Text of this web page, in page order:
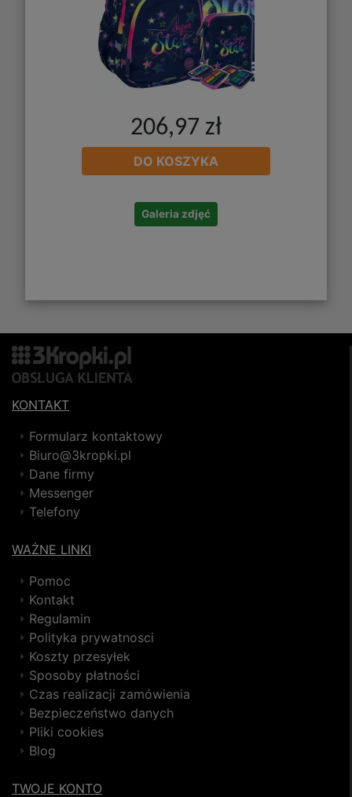
206,97 zł
DO KOSZYKA
Galeria zdjęć
KONTAKT
Formularz kontaktowy
Biuro@3kropki.pl
Dane firmy
Messenger
Telefony
WAŻNE LINKI
Pomoc
Kontakt
Regulamin
Polityka prywatnosci
Koszty przesyłek
Sposoby płatności
Czas realizacji zamówienia
Bezpieczeństwo danych
Pliki cookies
Blog
TWOJE KONTO